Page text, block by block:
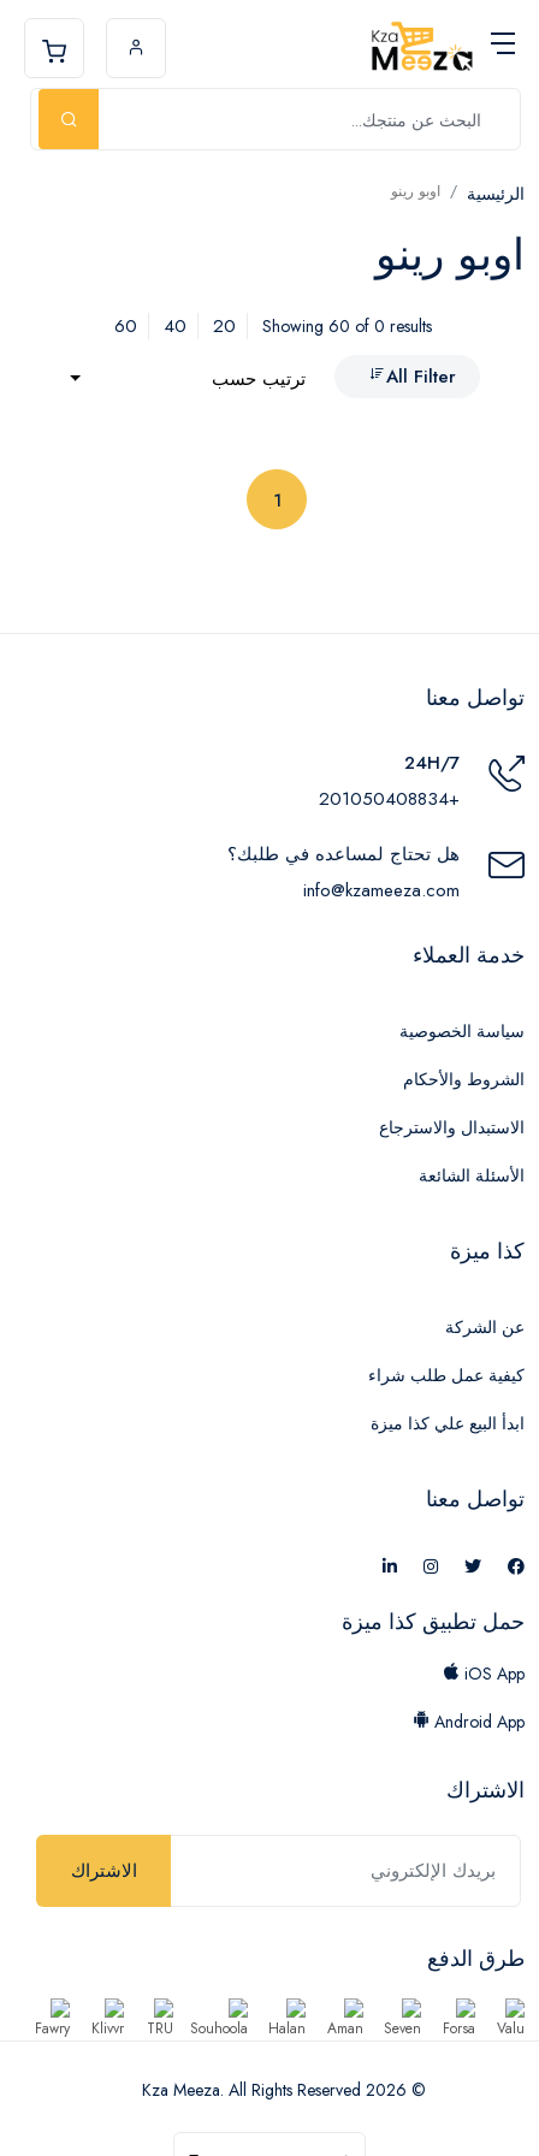
الرئيسية اوبو رينو
اوبو رينو
Showing 60 of 0 results
20
40
60
All Filter
ترتيب حسب
1
تواصل معنا
24H/7
+201050408834
هل تحتاج لمساعده في طلبك؟
info@kzameeza.com
خدمة العملاء
سياسة الخصوصية
الشروط والأحكام
الاستبدال والاسترجاع
الأسئلة الشائعة
كذا ميزة
عن الشركة
كيفية عمل طلب شراء
ابدأ البيع علي كذا ميزة
تواصل معنا
حمل تطبيق كذا ميزة
iOS App
Android App
الاشتراك
الاشتراك
طرق الدفع
© 2026 Kza Meeza. All Rights Reserved